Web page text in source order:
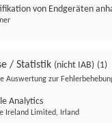
von Endgeräten
/ Statistik (nicht IAB) (1)
Auswertung zur
Analytics
Ireland Limited, Irland